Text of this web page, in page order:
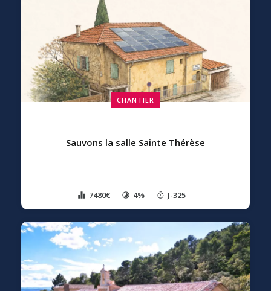
CHANTIER
Sauvons la salle Sainte Thérèse
7480€ 4% J-325